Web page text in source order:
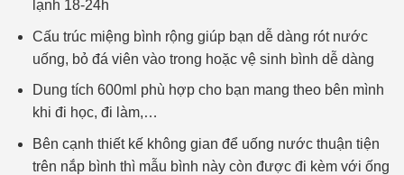
lạnh 18-24h
Cấu trúc miệng bình rộng giúp bạn dễ dàng rót nước
uống, bỏ đá viên vào trong hoặc vệ sinh bình dễ dàng
Dung tích 600ml phù hợp cho bạn mang theo bên mình
khi đi học, đi làm,…
Bên cạnh thiết kế không gian để uống nước thuận tiện
trên nắp bình thì mẫu bình này còn được đi kèm với ống